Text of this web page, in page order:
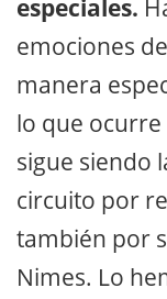
especiales.
emociones
manera
lo que ocurre
sigue siendo
circuito por
también por
Nimes. Lo